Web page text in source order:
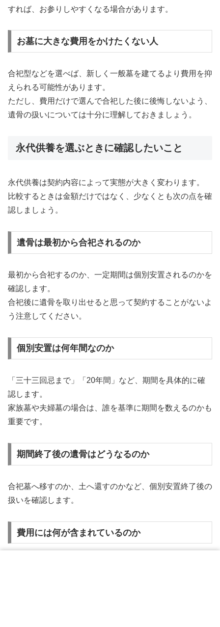
すれば、お参りしやすくなる場合があります。
お墓に大きな費用をかけたくない人
合祀型などを選べば、新しく一般墓を建てるより費用を抑
えられる可能性があります。
ただし、費用だけで選んで合祀した後に後悔しないよう、
遺骨の扱いについては十分に理解しておきましょう。
永代供養を選ぶときに確認したいこと
永代供養は契約内容によって実態が大きく変わります。
比較するときは金額だけではなく、少なくとも次の点を確
認しましょう。
遺骨は最初から合祀されるのか
最初から合祀するのか、一定期間は個別安置されるのかを
確認します。
合祀後に遺骨を取り出せると思って契約することがないよ
う注意してください。
個別安置は何年間なのか
「三十三回忌まで」「20年間」など、期間を具体的に確
認します。
家族墓や夫婦墓の場合は、誰を基準に期間を数えるのかも
重要です。
期間終了後の遺骨はどうなるのか
合祀墓へ移すのか、土へ還すのかなど、個別安置終了後の
扱いを確認します。
費用には何が含まれているのか